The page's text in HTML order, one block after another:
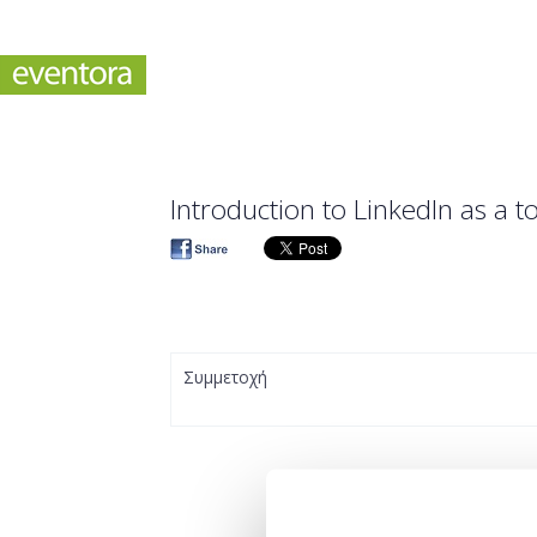
Introduction to LinkedIn as a
Συμμετοχή